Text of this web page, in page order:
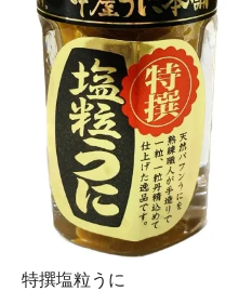
特撰塩粒うに